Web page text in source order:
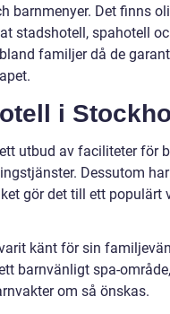
barnmenyer. Det finns
stadshotell, spahotell
familjer då de
i
utbud av faciliteter för
Dessutom
gör det till ett populärt
känt för sin
barnvänligt spa-område,
om så önskas.